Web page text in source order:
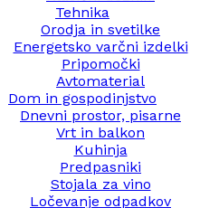
Tehnika
Orodja in svetilke
Energetsko varčni izdelki
Pripomočki
Avtomaterial
Dom in gospodinjstvo
Dnevni prostor, pisarne
Vrt in balkon
Kuhinja
Predpasniki
Stojala za vino
Ločevanje odpadkov